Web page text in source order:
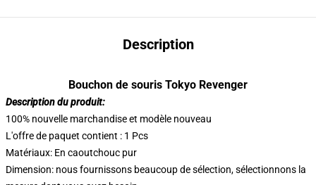
Description
Bouchon de souris Tokyo Revenger
Description du produit:
100% nouvelle marchandise et modèle nouveau
L'offre de paquet contient : 1 Pcs
Matériaux: En caoutchouc pur
Dimension: nous fournissons beaucoup de sélection, sélectionnons la